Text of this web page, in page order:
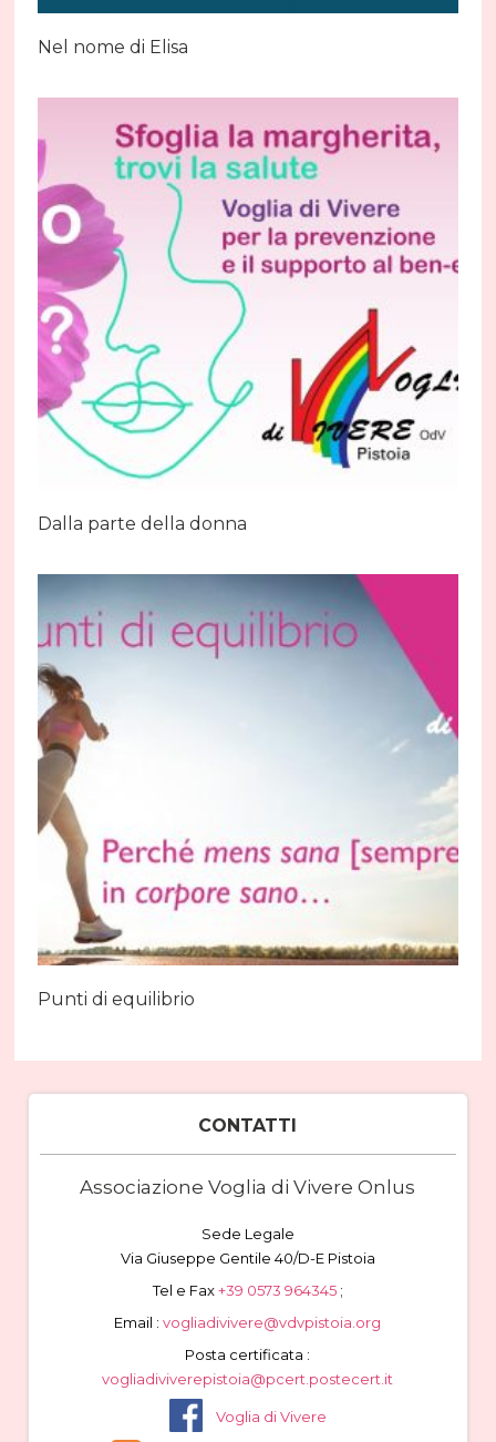
Nel nome di Elisa
Dalla parte della donna
Punti di equilibrio
CONTATTI
Associazione Voglia di Vivere Onlus
Sede Legale
Via Giuseppe Gentile 40/D-E Pistoia
Tel e Fax+39 0573 964345 ;
Email : vogliadivivere@vdvpistoia.org
Posta certificata :
vogliadiviverepistoia@pcert.postecert.it
Voglia di Vivere